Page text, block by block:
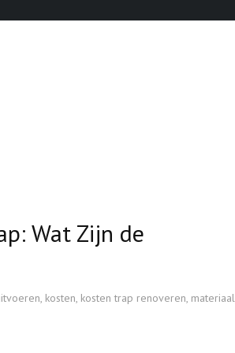
Wat Zijn de
, kosten, kosten trap renoveren, materiaal